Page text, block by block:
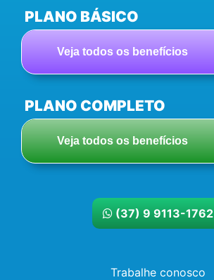
PLANO BÁSICO
Veja todos os benefícios
PLANO COMPLETO
Veja todos os benefícios
(37) 9 9113-1762
Trabalhe conosco